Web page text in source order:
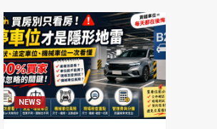
NEWS